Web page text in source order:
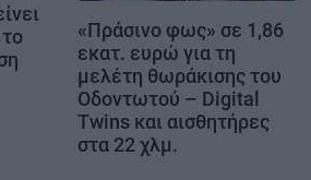
«Πράσινο φως» σε 1,86
εκατ. ευρώ για τη
μελέτη θωράκισης του
Οδοντωτού – Digital
Twins και αισθητήρες
στα 22 χλμ.